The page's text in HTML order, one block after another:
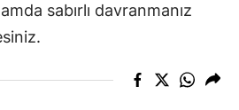
sabırlı davranmanız